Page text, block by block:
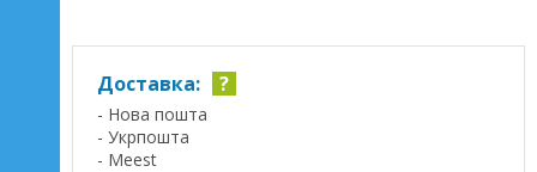
Доставка: ?
- Нова пошта
- Укрпошта
- Meest